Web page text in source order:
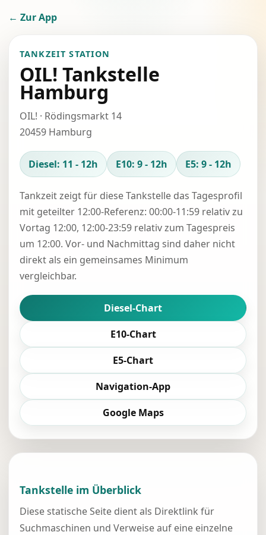
← Zur App
TANKZEIT STATION
OIL! Tankstelle
Hamburg
OIL! · Rödingsmarkt 14
20459 Hamburg
Diesel: 11 - 12h E10: 9 - 12h E5: 9 - 12h
Tankzeit zeigt für diese Tankstelle das Tagesprofil
mit geteilter 12:00-Referenz: 00:00-11:59 relativ zu
Vortag 12:00, 12:00-23:59 relativ zum Tagespreis
um 12:00. Vor- und Nachmittag sind daher nicht
direkt als ein gemeinsames Minimum
vergleichbar.
Diesel-Chart
E10-Chart
E5-Chart
Navigation-App
Google Maps
Tankstelle im Überblick
Diese statische Seite dient als Direktlink für
Suchmaschinen und Verweise auf eine einzelne